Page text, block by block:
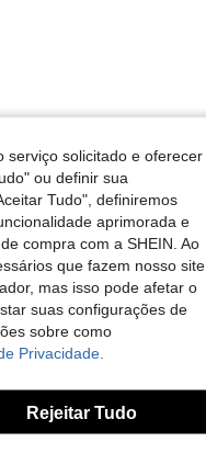
serviço solicitado e oferecer
ou definir sua
Tudo", definiremos
aprimorada e
compra com a SHEIN. Ao
que fazem nosso site
mas isso pode afetar o
suas configurações de
sobre como
Privacidade.
Rejeitar Tudo